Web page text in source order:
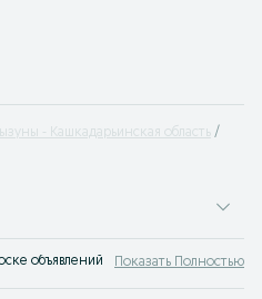
- Кашкадарьинская область
объявлений OLX.uz Талимарджан .
Показать Полностью